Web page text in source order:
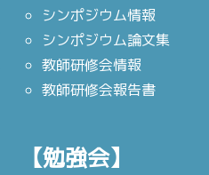
シンポジウム情報
シンポジウム論文集
教師研修会情報
教師研修会報告書
【勉強会】